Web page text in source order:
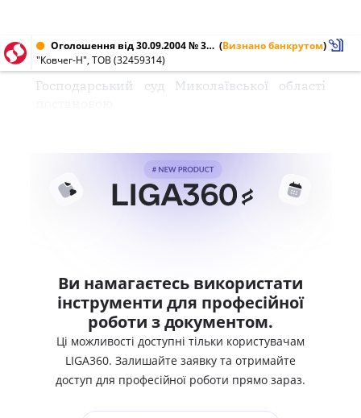
Оголошення від 30.09.2004 № 32459314 (Визнано банкрутом)
"Ковчег-Н", ТОВ (32459314)
Господарський суд Миколаївської області
Ви намагаєтесь використати
інструменти для професійної
роботи з документом.
Ці можливості доступні тільки користувачам
LIGA360. Залишайте заявку та отримайте
доступ для професійної роботи прямо зараз.